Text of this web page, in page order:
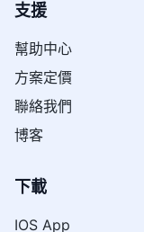
支援
幫助中心
方案定價
聯絡我們
博客
下載
IOS App